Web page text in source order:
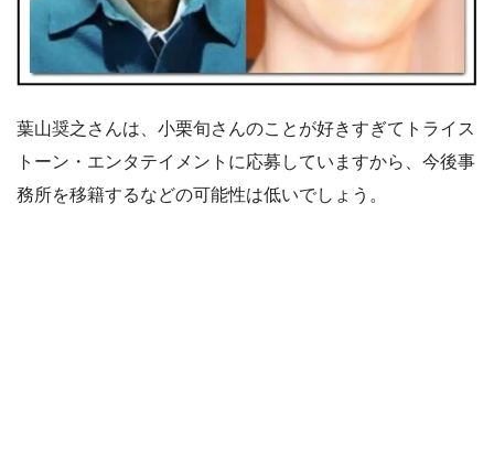
葉山奨之さんは、小栗旬さんのことが好きすぎてトライス
トーン・エンタテイメントに応募していますから、今後事
務所を移籍するなどの可能性は低いでしょう。